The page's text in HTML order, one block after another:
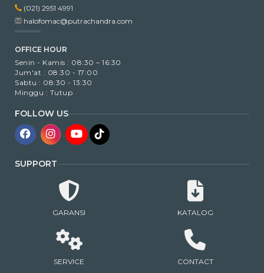
(021) 2951 4991
halofomac@putrachandra.com
OFFICE HOUR
Senin - Kamis : 08:30 – 16:30
Jum'at : 08:30 - 17:00
Sabtu : 08:30 - 13:30
Minggu : Tutup
FOLLOW US
SUPPORT
GARANSI KATALOG
SERVICE CONTACT